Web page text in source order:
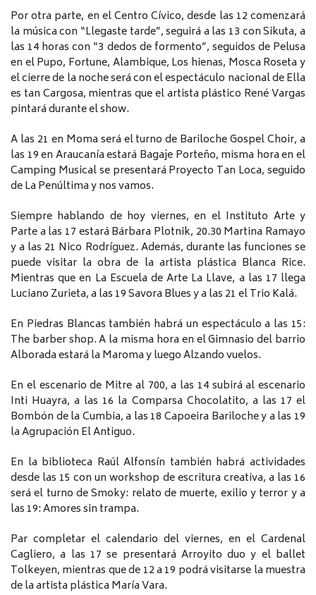
Por otra parte, en el Centro Cívico, desde las 12 comenzará
la música con “Llegaste tarde”, seguirá a las 13 con Sikuta, a
las 14 horas con “3 dedos de formento”, seguidos de Pelusa
en el Pupo, Fortune, Alambique, Los hienas, Mosca Roseta y
el cierre de la noche será con el espectáculo nacional de Ella
es tan Cargosa, mientras que el artista plástico René Vargas
pintará durante el show.
A las 21 en Moma será el turno de Bariloche Gospel Choir, a
las 19 en Araucanía estará Bagaje Porteño, misma hora en el
Camping Musical se presentará Proyecto Tan Loca, seguido
de La Penúltima y nos vamos.
Siempre hablando de hoy viernes, en el Instituto Arte y
Parte a las 17 estará Bárbara Plotnik, 20.30 Martina Ramayo
y a las 21 Nico Rodríguez. Además, durante las funciones se
puede visitar la obra de la artista plástica Blanca Rice.
Mientras que en La Escuela de Arte La Llave, a las 17 llega
Luciano Zurieta, a las 19 Savora Blues y a las 21 el Trio Kalá.
En Piedras Blancas también habrá un espectáculo a las 15:
The barber shop. A la misma hora en el Gimnasio del barrio
Alborada estará la Maroma y luego Alzando vuelos.
En el escenario de Mitre al 700, a las 14 subirá al escenario
Inti Huayra, a las 16 la Comparsa Chocolatito, a las 17 el
Bombón de la Cumbia, a las 18 Capoeira Bariloche y a las 19
la Agrupación El Antiguo.
En la biblioteca Raúl Alfonsín también habrá actividades
desde las 15 con un workshop de escritura creativa, a las 16
será el turno de Smoky: relato de muerte, exilio y terror y a
las 19: Amores sin trampa.
Par completar el calendario del viernes, en el Cardenal
Cagliero, a las 17 se presentará Arroyito duo y el ballet
Tolkeyen, mientras que de 12 a 19 podrá visitarse la muestra
de la artista plástica María Vara.